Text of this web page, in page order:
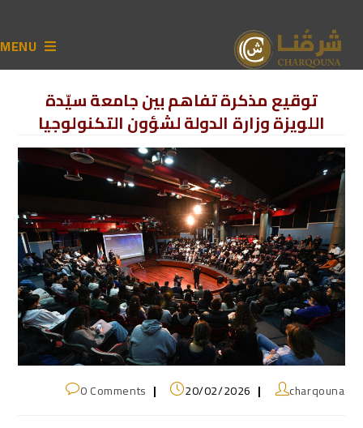
MENU
توقيع مذكرة تفاهم بين جامعة سيّدة
اللويزة وزارة الدولة لشؤون التكنولوجيا
charqouna
20/02/2026
0 Comments